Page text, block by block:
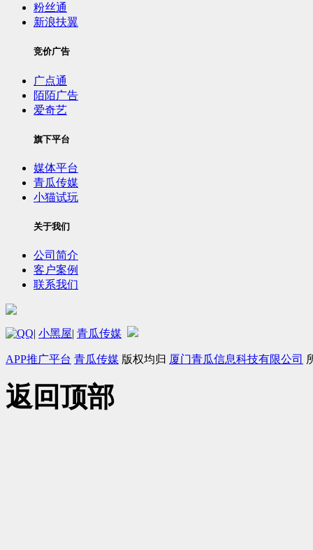
粉丝通
新浪扶翼
竞价广告
广点通
陌陌广告
爱奇艺
旗下平台
媒体平台
青瓜传媒
小猫试玩
关于我们
公司简介
客户案例
联系我们
| 小黑屋| 青瓜传媒
APP推广平台 青瓜传媒 版权均归 厦门青瓜信息科技有限公司
返回顶部